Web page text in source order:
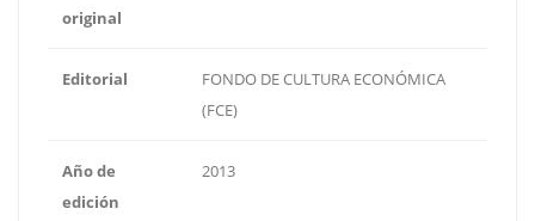
original
Editorial
FONDO DE CULTURA ECONÓMICA
(FCE)
Año de
edición
2013